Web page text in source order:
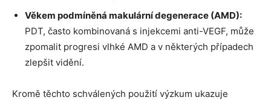
Věkem podmíněná makulární degenerace (AMD):
PDT, často kombinovaná s injekcemi anti-VEGF, může
zpomalit progresi vlhké AMD a v některých případech
zlepšit vidění.
Kromě těchto schválených použití výzkum ukazuje